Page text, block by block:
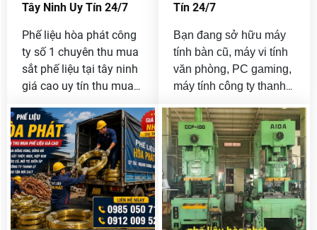
Tây Ninh Uy Tín 24/7
Phế liệu hòa phát công
ty số 1 chuyên thu mua
sắt phế liệu tại tây ninh
giá cao uy tín thu mua
nhỏ đến lớn không giới
hạn của công ty và
doanh nghiệp bán
thanh lý.
Tín 24/7
Bạn đang sở hữu máy
tính bàn cũ, máy vi tính
văn phòng, PC gaming,
máy tính công ty thanh
cần bán nhưng chưa
tìm được đơn vị thu
mua uy tín? Phế Liệu
Hòa Phát là đơn vị
chuyên thu mua máy
tính cũ giá cao tại
TPHCMvới quy trình